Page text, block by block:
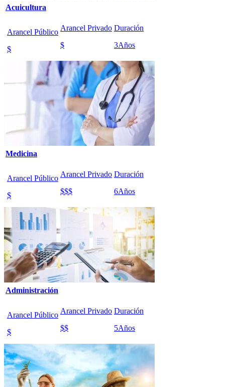
Acuicultura
Arancel Público
$
Arancel Privado
$
Duración
3Años
Medicina
Arancel Público
$
Arancel Privado
$$$
Duración
6Años
Administración
Arancel Público
$
Arancel Privado
$$
Duración
5Años